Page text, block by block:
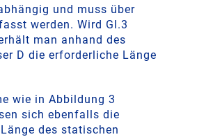
und muss über
werden. Wird Gl.3
man anhand des
D die erforderliche Länge
wie in Abbildung 3
sich ebenfalls die
des statischen